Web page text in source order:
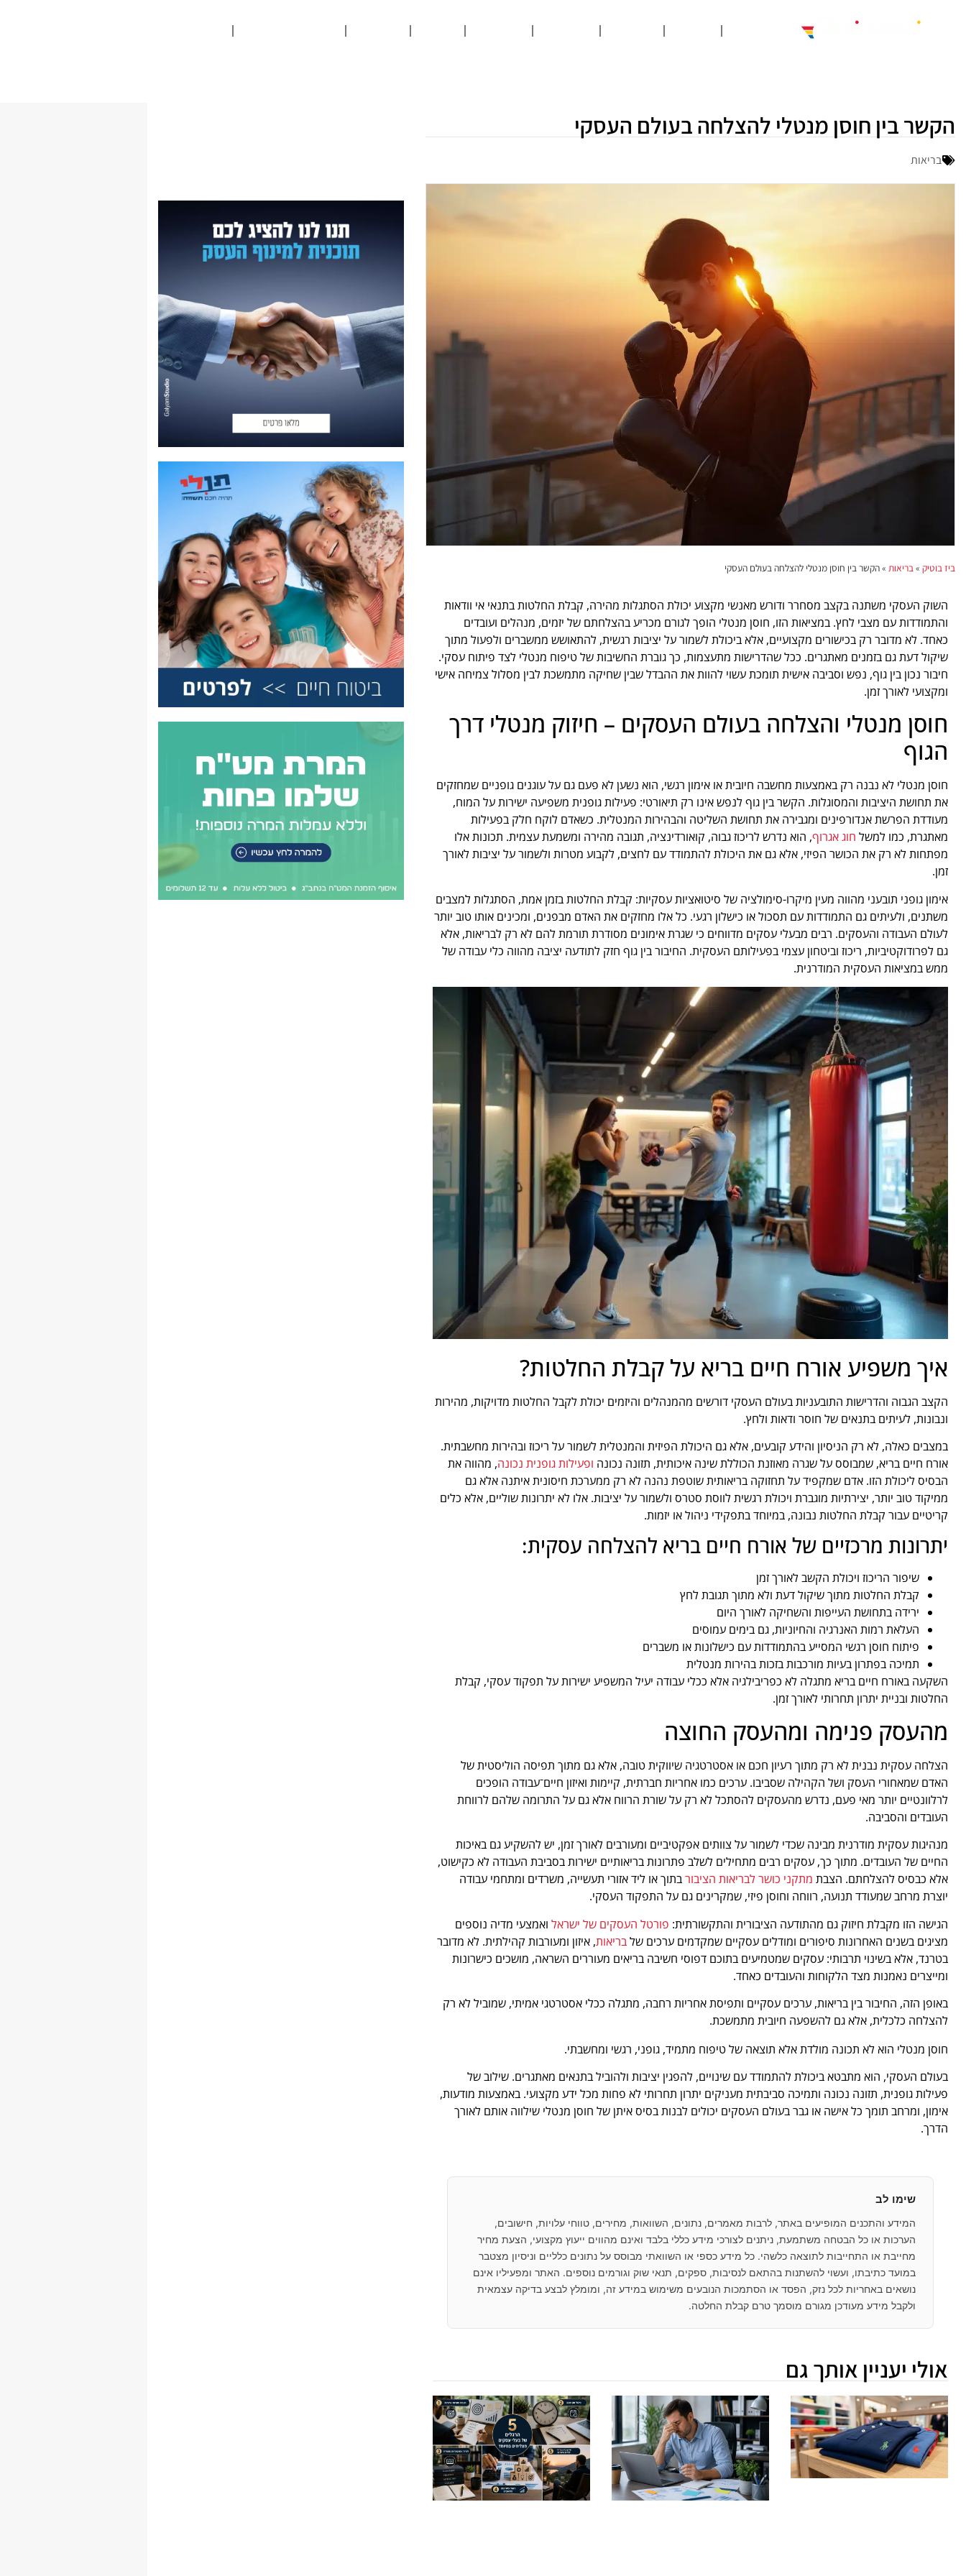
הקשר בין חוסן מנטלי להצלחה בעולם העסקי
בריאות
ביז בוטיק »בריאות »הקשר בין חוסן מנטלי להצלחה בעולם העסקי
השוק העסקי משתנה בקצב מסחרר ודורש מאנשי מקצוע יכולת הסתגלות מהירה, קבלת החלטות בתנאי אי וודאות
והתמודדות עם מצבי לחץ. במציאות הזו, חוסן מנטלי הופך לגורם מכריע בהצלחתם של יזמים, מנהלים ועובדים
כאחד. לא מדובר רק בכישורים מקצועיים, אלא ביכולת לשמור על יציבות רגשית, להתאושש ממשברים ולפעול מתוך
שיקול דעת גם בזמנים מאתגרים. ככל שהדרישות מתעצמות, כך גוברת החשיבות של טיפוח מנטלי לצד פיתוח עסקי.
חיבור נכון בין גוף, נפש וסביבה אישית תומכת עשוי להוות את ההבדל שבין שחיקה מתמשכת לבין מסלול צמיחה אישי
ומקצועי לאורך זמן.
חוסן מנטלי והצלחה בעולם העסקים – חיזוק מנטלי דרך
הגוף
חוסן מנטלי לא נבנה רק באמצעות מחשבה חיובית או אימון רגשי, הוא נשען לא פעם גם על עוגנים גופניים שמחזקים
את תחושת היציבות והמסוגלות. הקשר בין גוף לנפש אינו רק תיאורטי: פעילות גופנית משפיעה ישירות על המוח,
מעודדת הפרשת אנדורפינים ומגבירה את תחושת השליטה והבהירות המנטלית. כשאדם לוקח חלק בפעילות
מאתגרת, כמו למשל חוג אגרוף, הוא נדרש לריכוז גבוה, קואורדינציה, תגובה מהירה ומשמעת עצמית. תכונות אלו
מפתחות לא רק את הכושר הפיזי, אלא גם את היכולת להתמודד עם לחצים, לקבוע מטרות ולשמור על יציבות לאורך
זמן.
אימון גופני תובעני מהווה מעין מיקרו-סימולציה של סיטואציות עסקיות: קבלת החלטות בזמן אמת, הסתגלות למצבים
משתנים, ולעיתים גם התמודדות עם תסכול או כישלון רגעי. כל אלו מחזקים את האדם מבפנים, ומכינים אותו טוב יותר
לעולם העבודה והעסקים. רבים מבעלי עסקים מדווחים כי שגרת אימונים מסודרת תורמת להם לא רק לבריאות, אלא
גם לפרודוקטיביות, ריכוז וביטחון עצמי בפעילותם העסקית. החיבור בין גוף חזק לתודעה יציבה מהווה כלי עבודה של
ממש במציאות העסקית המודרנית.
איך משפיע אורח חיים בריא על קבלת החלטות?
הקצב הגבוה והדרישות התובעניות בעולם העסקי דורשים מהמנהלים והיזמים יכולת לקבל החלטות מדויקות, מהירות
ונבונות, לעיתים בתנאים של חוסר ודאות ולחץ.
במצבים כאלה, לא רק הניסיון והידע קובעים, אלא גם היכולת הפיזית והמנטלית לשמור על ריכוז ובהירות מחשבתית.
אורח חיים בריא, שמבוסס על שגרה מאוזנת הכוללת שינה איכותית, תזונה נכונה ופעילות גופנית נכונה, מהווה את
הבסיס ליכולת הזו. אדם שמקפיד על תחזוקה בריאותית שוטפת נהנה לא רק ממערכת חיסונית איתנה אלא גם
ממיקוד טוב יותר, יצירתיות מוגברת ויכולת רגשית לווסת סטרס ולשמור על יציבות. אלו לא יתרונות שוליים, אלא כלים
קריטיים עבור קבלת החלטות נבונה, במיוחד בתפקידי ניהול או יזמות.
יתרונות מרכזיים של אורח חיים בריא להצלחה עסקית:
שיפור הריכוז ויכולת הקשב לאורך זמן
קבלת החלטות מתוך שיקול דעת ולא מתוך תגובת לחץ
ירידה בתחושת העייפות והשחיקה לאורך היום
העלאת רמות האנרגיה והחיוניות, גם בימים עמוסים
פיתוח חוסן רגשי המסייע בהתמודדות עם כישלונות או משברים
תמיכה בפתרון בעיות מורכבות בזכות בהירות מנטלית
השקעה באורח חיים בריא מתגלה לא כפריבילגיה אלא ככלי עבודה יעיל המשפיע ישירות על תפקוד עסקי, קבלת
החלטות ובניית יתרון תחרותי לאורך זמן.
מהעסק פנימה ומהעסק החוצה
הצלחה עסקית נבנית לא רק מתוך רעיון חכם או אסטרטגיה שיווקית טובה, אלא גם מתוך תפיסה הוליסטית של
האדם שמאחורי העסק ושל הקהילה שסביבו. ערכים כמו אחריות חברתית, קיימות ואיזון חיים־עבודה הופכים
לרלוונטיים יותר מאי פעם, נדרש מהעסקים להסתכל לא רק על שורת הרווח אלא גם על התרומה שלהם לרווחת
העובדים והסביבה.
מנהיגות עסקית מודרנית מבינה שכדי לשמור על צוותים אפקטיביים ומעורבים לאורך זמן, יש להשקיע גם באיכות
החיים של העובדים. מתוך כך, עסקים רבים מתחילים לשלב פתרונות בריאותיים ישירות בסביבת העבודה לא כקישוט,
אלא כבסיס להצלחתם. הצבת מתקני כושר לבריאות הציבורבתוך או ליד אזורי תעשייה, משרדים ומתחמי עבודה
יוצרת מרחב שמעודד תנועה, רווחה וחוסן פיזי, שמקרינים גם על התפקוד העסקי.
הגישה הזו מקבלת חיזוק גם מהתודעה הציבורית והתקשורתית: פורטל העסקים של ישראל ואמצעי מדיה נוספים
מציגים בשנים האחרונות סיפורים ומודלים עסקיים שמקדמים ערכים שלבריאות, איזון ומעורבות קהילתית. לא מדובר
בטרנד, אלא בשינוי תרבותי: עסקים שמטמיעים בתוכם דפוסי חשיבה בריאים מעוררים השראה, מושכים כישרונות
ומייצרים נאמנות מצד הלקוחות והעובדים כאחד.
באופן הזה, החיבור בין בריאות, ערכים עסקיים ותפיסת אחריות רחבה, מתגלה ככלי אסטרטגי אמיתי, שמוביל לא רק
להצלחה כלכלית, אלא גם להשפעה חיובית מתמשכת.
חוסן מנטלי הוא לא תכונה מולדת אלא תוצאה של טיפוח מתמיד, גופני, רגשי ומחשבתי.
בעולם העסקי, הוא מתבטא ביכולת להתמודד עם שינויים, להפגין יציבות ולהוביל בתנאים מאתגרים. שילוב של
פעילות גופנית, תזונה נכונה ותמיכה סביבתית מעניקים יתרון תחרותי לא פחות מכל ידע מקצועי. באמצעות מודעות,
אימון, ומרחב תומך כל אישה או גבר בעולם העסקים יכולים לבנות בסיס איתן של חוסן מנטלי שילווה אותם לאורך
הדרך.
שימו לב
המידע והתכנים המופיעים באתר, לרבות מאמרים, נתונים, השוואות, מחירים, טווחי עלויות, חישובים,
הערכות או כל הבטחה משתמעת, ניתנים לצורכי מידע כללי בלבד ואינם מהווים ייעוץ מקצועי, הצעת מחיר
מחייבת או התחייבות לתוצאה כלשהי. כל מידע כספי או השוואתי מבוסס על נתונים כלליים וניסיון מצטבר
במועד כתיבתו, ועשוי להשתנות בהתאם לנסיבות, ספקים, תנאי שוק וגורמים נוספים. האתר ומפעיליו אינם
נושאים באחריות לכל נזק, הפסד או הסתמכות הנובעים משימוש במידע זה, ומומלץ לבצע בדיקה עצמאית
ולקבל מידע מעודכן מגורם מוסמך טרם קבלת החלטה.
אולי יעניין אותך גם